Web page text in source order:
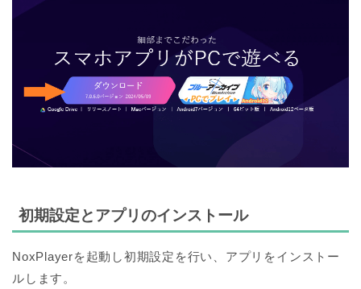
初期設定とアプリのインストール
NoxPlayerを起動し初期設定を行い、アプリをインストー
ルします。